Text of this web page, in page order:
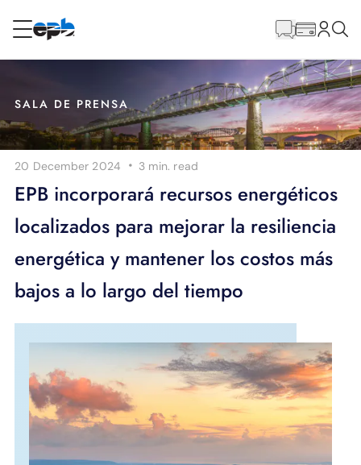
Internet
Energía
Televisión
APOYO
IDIOMA
principal
SALA DE PRENSA
20 December 2024 · 3 min. read
EPB incorporará recursos energéticos
localizados para mejorar la resiliencia
energética y mantener los costos más
bajos a lo largo del tiempo